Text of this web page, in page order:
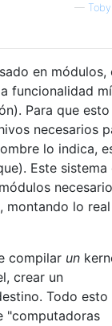
—
en módulos,
funcionalidad
Para que esto
necesarios
lo indica,
Este sistema
, montando lo real
compilar un
crear un
Todo esto
"computadoras